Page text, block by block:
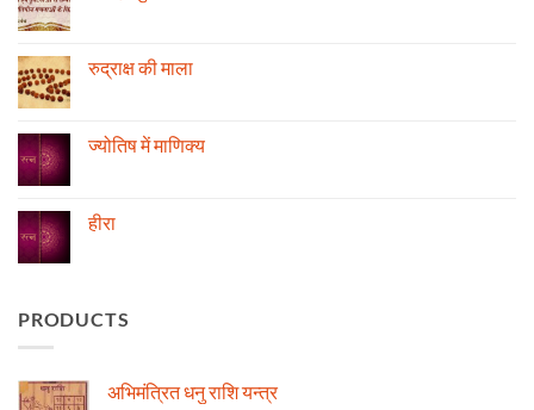
अनुसार
तेजी-
रोग
एवं
रुद्राक्ष की माला
रुद्राक्ष
की
ज्योतिष में माणिक्य
ज्योतिष
मेंहीरा
PRODUCTS
अभिमंत्रित धनु राशि यन्त्र